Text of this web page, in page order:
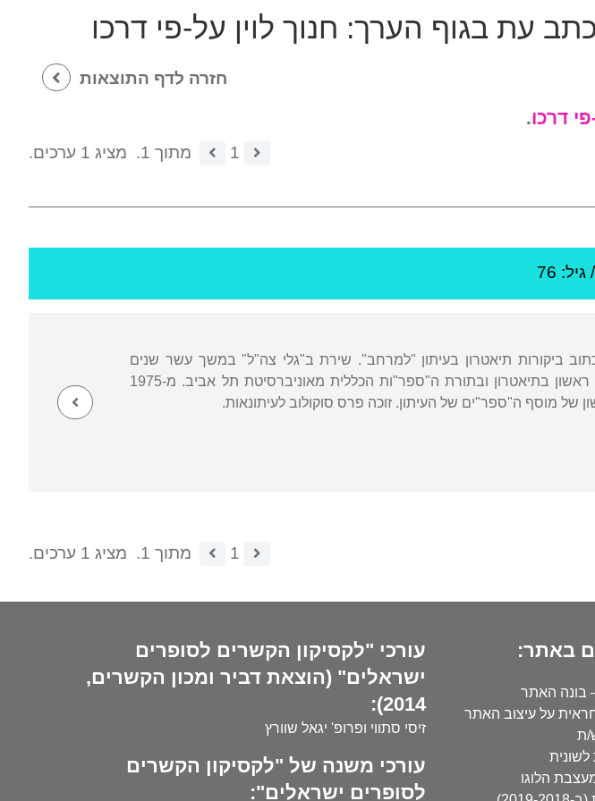
כתב עת בגוף הערך: חנוך לוין על-פי דרכו
חזרה לדף התוצאות
פי דרכו.
1 מתוך 1.
מציג 1 ערכים.
76
פולין. עלה לישראל ב-1957. ב-1969 החל לכתוב ביקורות תיאטרון בעיתון "למרחב". שירת ב"גלי צה"ל" במשך עשר שנים
בתפקידי הפקה, עריכה, שידור וביקורת תיאטרון. בעל תואר ראשון בתיאטרון ובתורת ה"ספר"ות הכללית מאוניברסיטת תל אביב. מ-1975
מוסף ה"ספר"ים של העיתון. זוכה פרס סוקולוב לעיתונאות.
1 מתוך 1. מציג 1 ערכים.
באתר:
בונה האתר
על עיצוב האתר
ת
לשונית
מעצבת הלוגו
עורכי "לקסיקון הקשרים לסופרים
ישראלים" (הוצאת דביר ומכון הקשרים,
2014):
זיסי סתווי ופרופ' יגאל שוורץ
עורכי משנה של "לקסיקון הקשרים
לסופרים ישראלים":